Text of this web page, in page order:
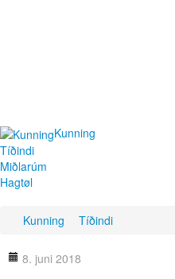
Kunning
Tíðindi
Miðlarúm
Hagtøl
Kunning Tíðindi
8. juni 2018